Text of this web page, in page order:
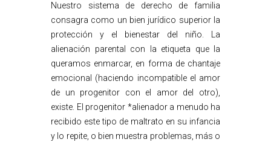
Nuestro sistema de derecho de familia
consagra como un bien jurídico superior la
protección y el bienestar del niño. La
alienación parental con la etiqueta que la
queramos enmarcar, en forma de chantaje
emocional (haciendo incompatible el amor
de un progenitor con el amor del otro),
existe. El progenitor *alienador a menudo ha
recibido este tipo de maltrato en su infancia
y lo repite, o bien muestra problemas, más o